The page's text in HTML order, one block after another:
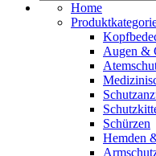
Home
Augen &
Schürzen
Hemden